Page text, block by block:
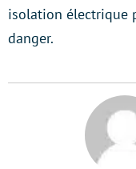
isolation électrique
danger.